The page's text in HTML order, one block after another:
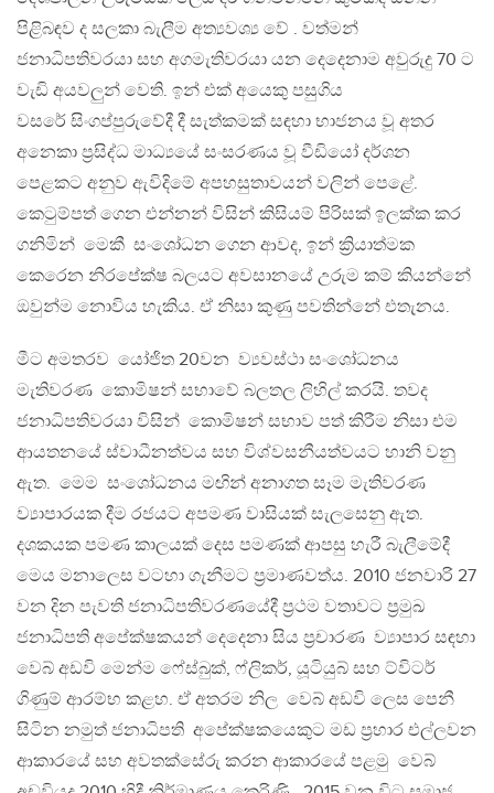
පිළිබඳව ද සලකා බැලීම අත්‍යවශ්‍ය වේ . වත්මන්
ජනාධිපතිවරයා සහ අගමැතිවරයා යන දෙදෙනාම අවුරුදු 70 ට
වැඩි අයවලුන් වෙති. ඉන් එක් අයෙකු පසුගිය
වසරේ සිංගප්පුරුවේදී දී සැත්කමක් සඳහා භාජනය වූ අතර
අනෙකා ප්‍රසිද්ධ මාධ්‍යයේ සංසරණය වූ වීඩියෝ දර්ශන
පෙළකට අනුව ඇවිදිමේ අපහසුතාවයන් වලින් පෙළේ.
කෙටුම්පත් ගෙන එන්නන් විසින් කිසියම් පිරිසක් ඉලක්ක කර
ගනිමින් මෙකී සංශෝධන ගෙන ආවද, ඉන් ක්‍රියාත්මක
කෙරෙන නිරපේක්ෂ බලයට අවසානයේ උරුම කම් කියන්නේ
ඔවුන්ම නොවිය හැකිය. ඒ නිසා කුණු පවතින්නේ එතැනය.
මීට අමතරව යෝජිත 20වන ව්‍යවස්ථා සංශෝධනය
මැතිවරණ කොමිෂන් සභාවේ බලතල ලිහිල් කරයි. තවද
ජනාධිපතිවරයා විසින් කොමිෂන් සභාව පත් කිරීම නිසා එම
ආයතනයේ ස්වාධීනත්වය සහ විශ්වසනීයත්වයට හානි වනු
ඇත. මෙම සංශෝධනය මඟින් අනාගත සෑම මැතිවරණ
ව්‍යාපාරයක දීම රජයට අපමණ වාසියක් සැලසෙනු ඇත.
දශකයක පමණ කාලයක් දෙස පමණක් ආපසු හැරී බැලීමේදී
මෙය මනාලෙස වටහා ගැනීමට ප්‍රමාණවත්ය. 2010 ජනවාරි 27
වන දින පැවති ජනාධිපතිවරණයේදී ප්‍රථම වතාවට ප්‍රමුඛ
ජනාධිපති අපේක්ෂකයන් දෙදෙනා සිය ප්‍රචාරණ ව්‍යාපාර සඳහා
වෙබ් අඩවි මෙන්ම ෆේස්බුක්, ෆ්ලිකර්, යූටියුබ් සහ ට්විටර්
ගිණුම් ආරම්භ කළහ. ඒ අතරම නිල වෙබ් අඩවි ලෙස පෙනී
සිටින නමුත් ජනාධිපති අපේක්ෂකයෙකුට මඩ ප්‍රහාර එල්ලවන
ආකාරයේ සහ අවතක්සේරු කරන ආකාරයේ පළමු වෙබ්